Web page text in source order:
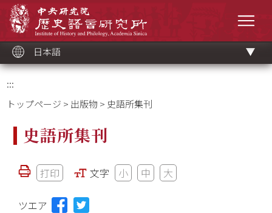
ッ
ク
日本語
:::
トップページ > 出版物 > 史語所集刊
史語所集刊
打印 文字 小 中 大
ツエア